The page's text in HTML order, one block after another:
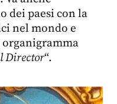
dei paesi con la
nel mondo e
Director“.